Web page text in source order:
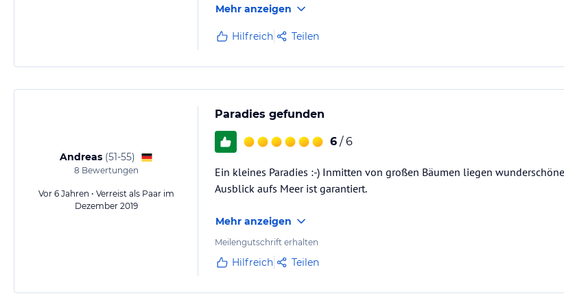
Mehr anzeigen
Hilfreich Teilen
Andreas (51-55)
8 Bewertungen
Vor 6 Jahren • Verreist als Paar im
Dezember 2019
Paradies gefunden
6 / 6
Ein kleines Paradies :-) Inmitten von großen Bäumen liegen
Ausblick aufs Meer ist garantiert.
Mehr anzeigen
Meilengutschrift erhalten
Hilfreich Teilen